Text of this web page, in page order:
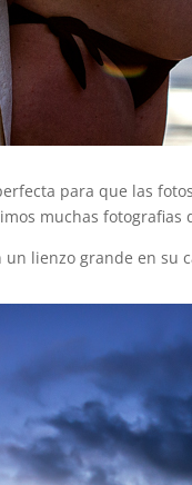
para que las
muchas
lienzo grande en su